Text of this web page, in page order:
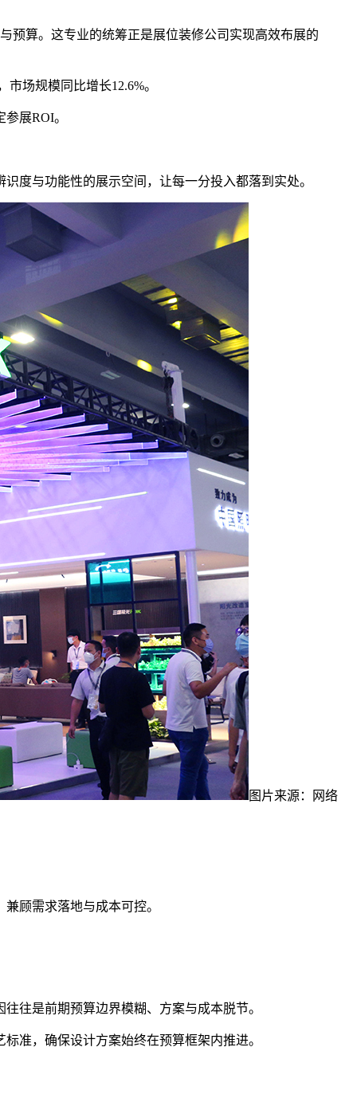
预算。这专业的统筹正是展位装修公司实现高效布展的
场规模同比增长12.6%。
展ROI。
度与功能性的展示空间，让每一分投入都落到实处。
图片来源：网络
顾需求落地与成本可控。
往是前期预算边界模糊、方案与成本脱节。
准，确保设计方案始终在预算框架内推进。